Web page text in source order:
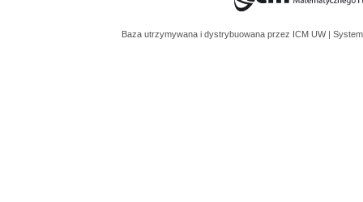
Baza utrzymywana i dystrybuowana przez ICM UW |